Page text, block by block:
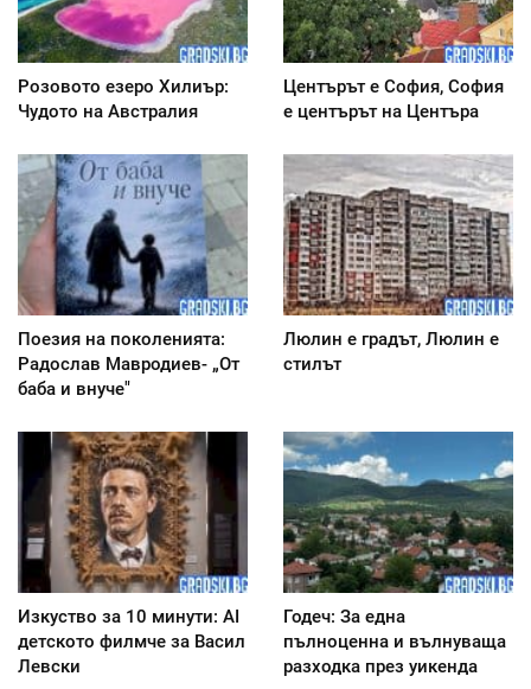
Розовото езеро Хилиър:
Чудото на Австралия
Центърът е София, София
е центърът на Центъра
Поезия на поколенията:
Радослав Мавродиев- „От
баба и внуче"
Люлин е градът, Люлин е
стилът
Изкуство за 10 минути: AI
детското филмче за Васил
Левски
Годеч: За една
пълноценна и вълнуваща
разходка през уикенда